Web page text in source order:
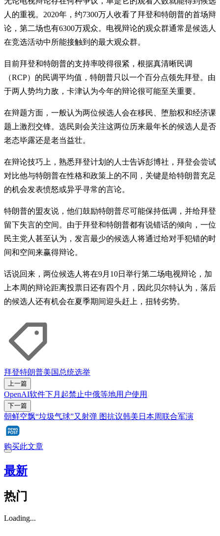
人的重视。2020年，约7300万人收看了拜登和特朗普的首场辩
论，第二场也有6300万观众。电视辩论的观众群通常是候选人
在竞选活动中所能接触到的最大观众群。
目前拜登和特朗普的支持率咬得很紧，根据真清晰民调
（RCP）的民调平均值，特朗普只以一个百分点领先拜登。由
于两人势均力敌，卡津认为今年的辩论很可能至关重要。
在辩题方面，一般认为两位候选人会在移民、堕胎权和经济课
题上激烈交锋。选民则会关注这两位历来最年长的候选人是否
老态毕露还是老当益壮。
在辩论技巧上，熟悉拜登计划的人士告诉彭博社，拜登会尝试
对比他与特朗普在性格和政策上的不同，关键是给特朗普充足
的机会发表愤怒或异乎寻常的言论。
特朗普的盟友说，他们鼓励特朗普尽可能保持低调，并给拜登
留下失言的空间。由于拜登和特朗普都有说错话的倾向，一位
民主党人甚至认为，发言最少的候选人将通过给对手犯错的时
间和空间来赢得辩论。
话说回来，两位候选人将在9月10日举行第二场电视辩论，加
上本周的辩论距离投票日还有四个月，因此贝尔特认为，落后
的候选人还有机会在夏季期间迎头赶上，扭转劣势。
拜登特朗普美国总统选举
上一篇
OpenAI软件下月起禁止中俄等地用户使用
下一篇
朝鲜空飘“垃圾气球”又射弹 图抗议韩美日本周联合军演
购买此文章
最新
热门
Loading...